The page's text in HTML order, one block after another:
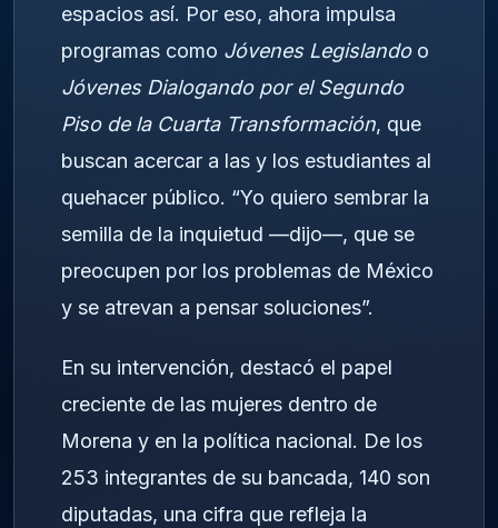
espacios así. Por eso, ahora impulsa
programas como Jóvenes Legislandoo
Jóvenes Dialogando por el Segundo
Piso de la Cuarta Transformación, que
buscan acercar a las y los estudiantes al
quehacer público. “Yo quiero sembrar la
semilla de la inquietud —dijo—, que se
preocupen por los problemas de México
y se atrevan a pensar soluciones”.
En su intervención, destacó el papel
creciente de las mujeres dentro de
Morena y en la política nacional. De los
253 integrantes de su bancada, 140 son
diputadas, una cifra que refleja la